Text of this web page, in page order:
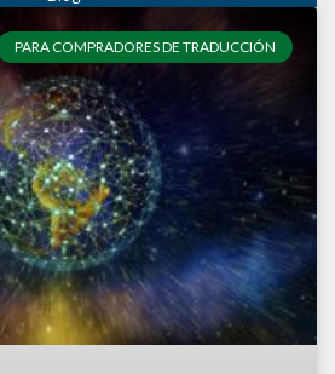
PARA COMPRADORES DE TRADUCCIÓN